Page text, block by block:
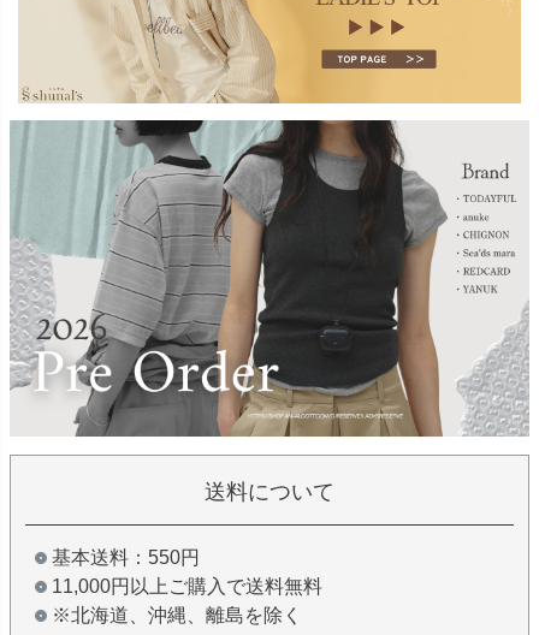
送料について
基本送料：550円
11,000円以上ご購入で送料無料
※北海道、沖縄、離島を除く